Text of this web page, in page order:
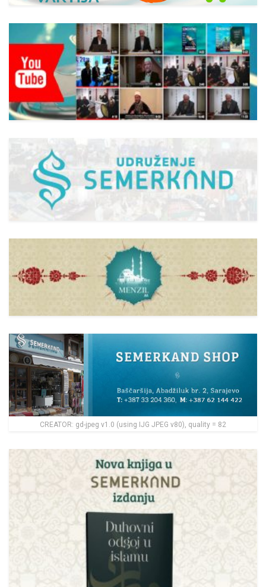
CREATOR: gd-jpeg v1.0 (using IJG JPEG v80), quality = 82